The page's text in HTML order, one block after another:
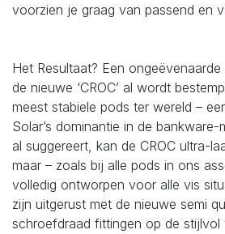
voorzien je graag van passend en
Het Resultaat? Een
de nieuwe ‘CROC’ al wordt
meest stabiele pods ter wereld –
Solar’s dominantie in de
al suggereert, kan de CROC ultra-
maar – zoals bij alle pods in ons
volledig ontworpen voor alle vis
zijn uitgerust met de nieuwe semi
schroefdraad fittingen op de stijlvol